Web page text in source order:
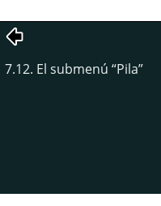
7.12. El submenú “Pila”